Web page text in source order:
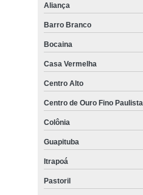
Aliança
Barro Branco
Bocaina
Casa Vermelha
Centro Alto
Centro de Ouro Fino Paulista
Colônia
Guapituba
Itrapoá
Pastoril